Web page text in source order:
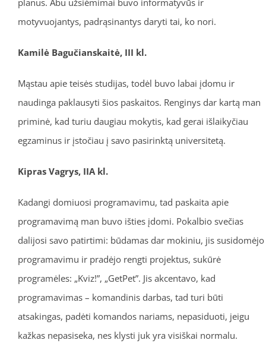
motyvuojantys, padrąsinantys daryti tai, ko nori.
Kamilė Bagučianskaitė, III kl.
Mąstau apie teisės studijas, todėl buvo labai įdomu ir
naudinga paklausyti šios paskaitos. Renginys dar kartą man
priminė, kad turiu daugiau mokytis, kad gerai išlaikyčiau
egzaminus ir įstočiau į savo pasirinktą universitetą.
Kipras Vagrys, IIA kl.
Kadangi domiuosi programavimu, tad paskaita apie
programavimą man buvo išties įdomi. Pokalbio svečias
dalijosi savo patirtimi: būdamas dar mokiniu, jis susidomėjo
programavimu ir pradėjo rengti projektus, sukūrė
programėles: „Kviz!”, „GetPet”. Jis akcentavo, kad
programavimas – komandinis darbas, tad turi būti
atsakingas, padėti komandos nariams, nepasiduoti, jeigu
kažkas nepasiseka, nes klysti juk yra visiškai normalu.